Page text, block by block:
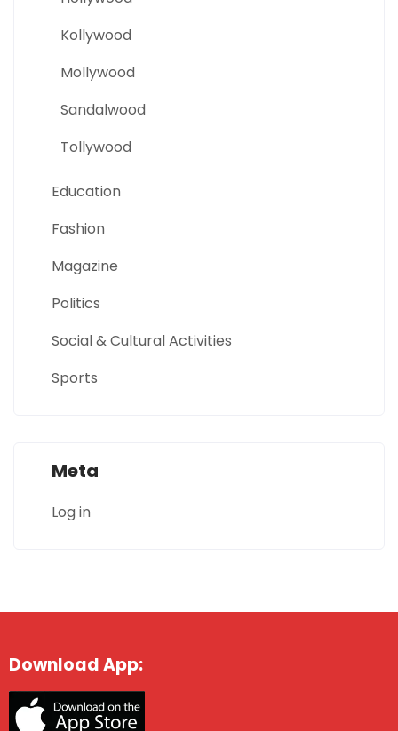
Kollywood
Mollywood
Sandalwood
Tollywood
Education
Fashion
Magazine
Politics
Social & Cultural Activities
Sports
Meta
Log in
Download App: